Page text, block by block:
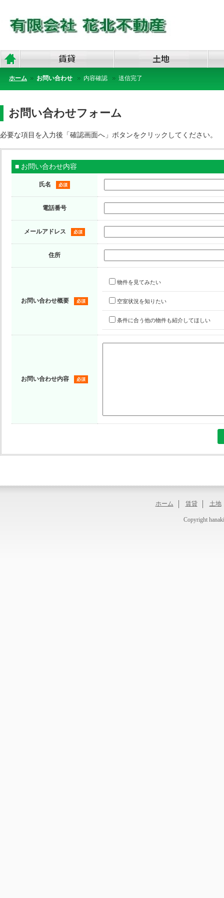
ホーム お問い合わせ 内容確認 送信完了
お問い合わせフォーム
必要な項目を入力後「確認画面へ」ボタンをクリックしてください。
■ お問い合わせ内容
氏名 必須
電話番号
メールアドレス 必須
住所
お問い合わせ概要 必須
物件を見てみたい
空室状況を知りたい
条件に合う他の物件も紹介してほしい
お問い合わせ内容 必須
ホーム 賃貸 土地
Copyright